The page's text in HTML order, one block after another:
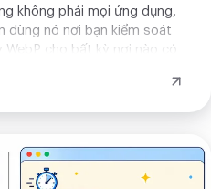
không phải mọi ứng dụng,
dùng nó nơi bạn kiểm soát
WebP cho bất kỳ nơi nào có